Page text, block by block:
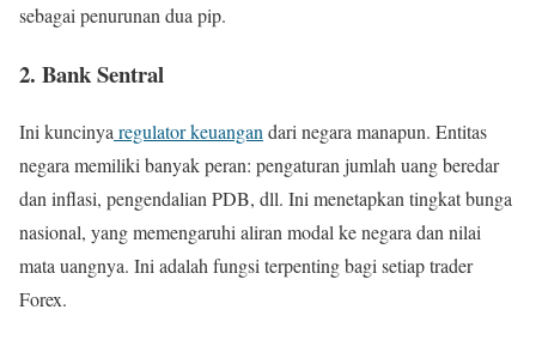
sebagai penurunan dua pip.
2. Bank Sentral
Ini kuncinyaregulator keuangandari negara manapun. Entitas
negara memiliki banyak peran: pengaturan jumlah uang beredar
dan inflasi, pengendalian PDB, dll. Ini menetapkan tingkat bunga
nasional, yang memengaruhi aliran modal ke negara dan nilai
mata uangnya. Ini adalah fungsi terpenting bagi setiap trader
Forex.